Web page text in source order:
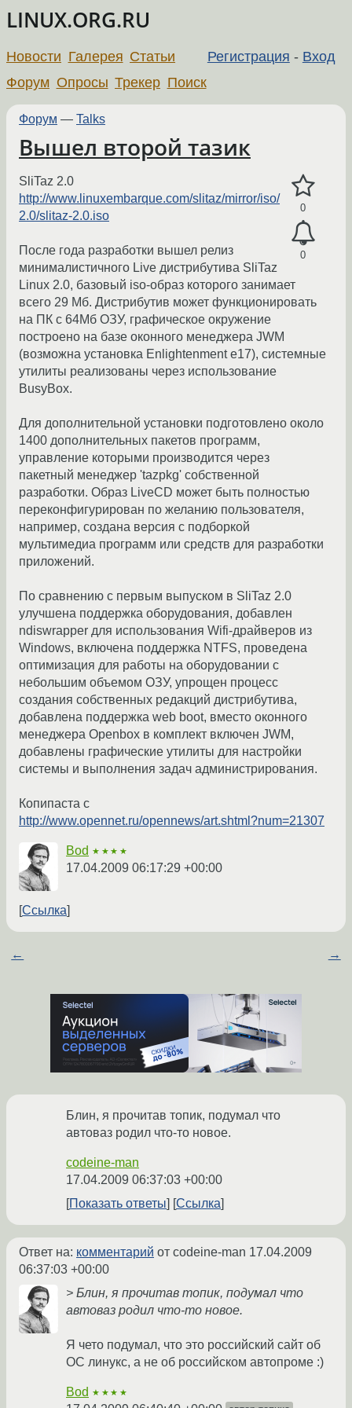
LINUX.ORG.RU
Регистрация - Вход
Новости Галерея Статьи
Форум Опросы Трекер Поиск
Форум — Talks
Вышел второй тазик
0
0
SliTaz 2.0
http://www.linuxembarque.com/slitaz/mirror/iso/
2.0/slitaz-2.0.iso
После года разработки вышел релиз
минималистичного Live дистрибутива SliTaz
Linux 2.0, базовый iso-образ которого занимает
всего 29 Мб. Дистрибутив может функционировать
на ПК с 64Мб ОЗУ, графическое окружение
построено на базе оконного менеджера JWM
(возможна установка Enlightenment e17), системные
утилиты реализованы через использование
BusyBox.
Для дополнительной установки подготовлено около
1400 дополнительных пакетов программ,
управление которыми производится через
пакетный менеджер 'tazpkg' собственной
разработки. Образ LiveCD может быть полностью
переконфигурирован по желанию пользователя,
например, создана версия с подборкой
мультимедиа программ или средств для разработки
приложений.
По сравнению с первым выпуском в SliTaz 2.0
улучшена поддержка оборудования, добавлен
ndiswrapper для использования Wifi-драйверов из
Windows, включена поддержка NTFS, проведена
оптимизация для работы на оборудовании с
небольшим объемом ОЗУ, упрощен процесс
создания собственных редакций дистрибутива,
добавлена поддержка web boot, вместо оконного
менеджера Openbox в комплект включен JWM,
добавлены графические утилиты для настройки
системы и выполнения задач администрирования.
Копипаста с
http://www.opennet.ru/opennews/art.shtml?num=21307
Bod ★★★★
17.04.2009 06:17:29 +00:00
Ссылка
← →
Блин, я прочитав топик, подумал что
автоваз родил что-то новое.
codeine-man
17.04.2009 06:37:03 +00:00
Показать ответы
Ссылка
Ответ на: комментарий от codeine-man 17.04.2009
06:37:03 +00:00
> Блин, я прочитав топик, подумал что
автоваз родил что-то новое.
Я чето подумал, что это российский сайт об
ОС линукс, а не об российском автопроме :)
Bod ★★★★